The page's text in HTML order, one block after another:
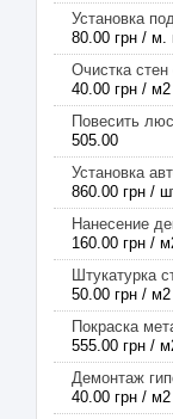
Установка
80.00 грн / м.
Очистка стен
40.00 грн / м2
Повесить
505.00
Установка
860.00 грн /
Нанесение
160.00 грн /
Штукатурка
50.00 грн / м2
Покраска
555.00 грн /
Демонтаж
40.00 грн / м2